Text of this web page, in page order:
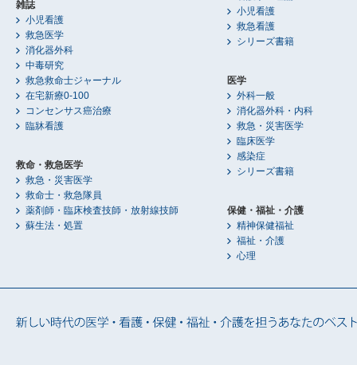
雑誌
小児看護
救急医学
消化器外科
中毒研究
救急救命士ジャーナル
在宅新療0-100
コンセンサス癌治療
臨牀看護
救命・救急医学
救急・災害医学
救命士・救急隊員
薬剤師・臨床検査技師・放射線技師
蘇生法・処置
小児看護
救急看護
シリーズ書籍
医学
外科一般
消化器外科・内科
救急・災害医学
臨床医学
感染症
シリーズ書籍
保健・福祉・介護
精神保健福祉
福祉・介護
心理